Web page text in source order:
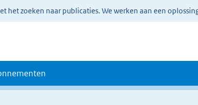
het zoeken naar publicaties. We werken aan een